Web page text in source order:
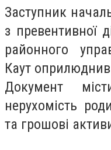
Заступник
з превентивної
районного
Каут
Документ
нерухомість
та грошові